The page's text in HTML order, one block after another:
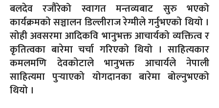
बलदेव रजौरेको स्वागत मन्तव्यबाट सुरु भएको
कार्यक्रमको सञ्चालन डिल्लीराज रेग्मीले गर्नुभएको थियो ।
सोही अवसरमा आदिकवि भानुभक्त आचार्यको व्यक्तित्व र
कृतित्वका बारेमा चर्चा गरिएको थियो । साहित्यकार
कमलमणि देवकोटाले भानुभक्त आचार्यले नेपाली
साहित्यमा पुर्‍याएको योगदानका बारेमा बोल्नुभएको
थियो ।